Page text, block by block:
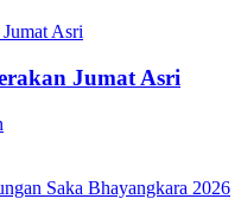
Jumat Asri